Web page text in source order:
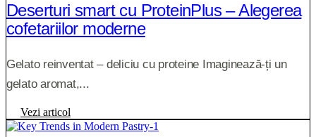
Deserturi smart cu ProteinPlus – Alegerea
cofetariilor moderne
Gelato reinventat – deliciu cu proteine Imaginează-ți un
gelato aromat,...
Vezi articol